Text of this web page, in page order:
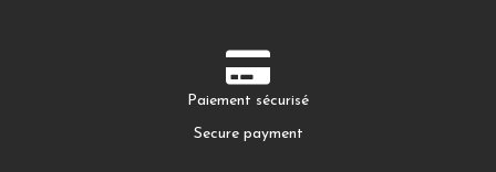
Paiement sécurisé
Secure payment